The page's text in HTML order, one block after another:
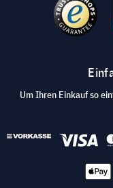
Um Ihren Einkauf so